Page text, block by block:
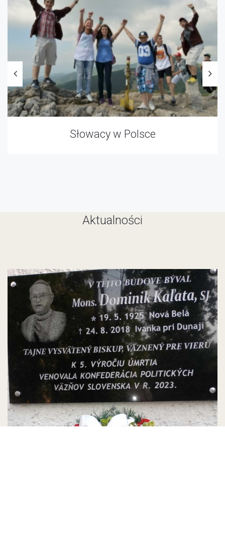
Słowacy w Polsce
Aktualności